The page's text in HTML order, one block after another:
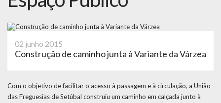
02 junho 2015
Construção de caminho junta à Variante da Várzea
Com o objetivo de facilitar o acesso à passagem e à circulação, a União
das Freguesias de Setúbal construiu um caminho em calçada junto à